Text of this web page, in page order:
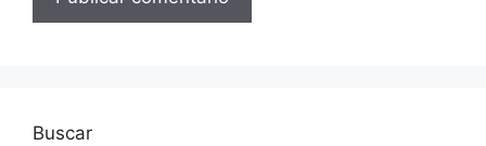
Buscar